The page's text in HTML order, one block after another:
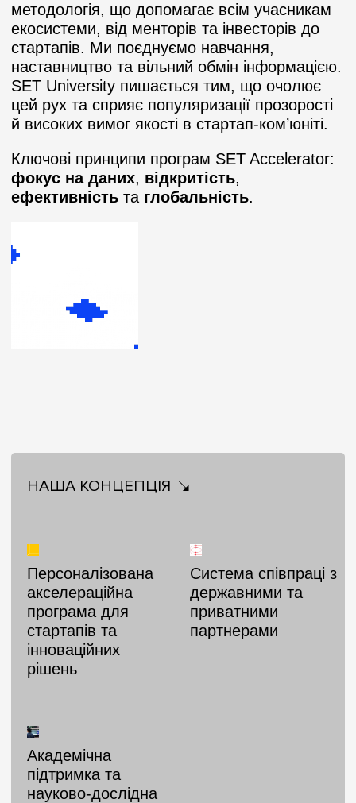
методологія, що допомагає всім учасникам
екосистеми, від менторів та інвесторів до
стартапів. Ми поєднуємо навчання,
наставництво та вільний обмін інформацією.
SET University пишається тим, що очолює
цей рух та сприяє популяризації прозорості
й високих вимог якості в стартап-ком’юніті.
Ключові принципи програм SET Accelerator:
фокус на даних, відкритість,
ефективність та глобальність.
НАША КОНЦЕПЦІЯ
Персоналізована
акселераційна
програма для
стартапів та
інноваційних
рішень
Система співпраці з
державними та
приватними
партнерами
Академічна
підтримка та
науково-дослідна